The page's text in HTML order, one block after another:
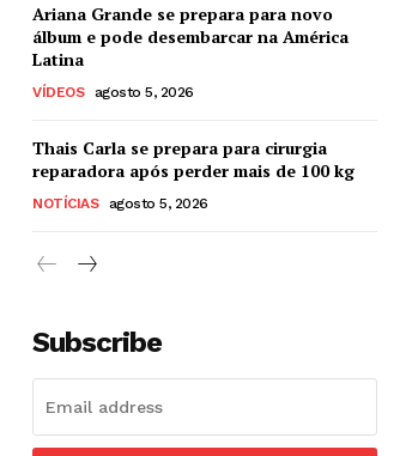
Ariana Grande se prepara para novo
álbum e pode desembarcar na América
Latina
VÍDEOS agosto 5, 2026
Thais Carla se prepara para cirurgia
reparadora após perder mais de 100 kg
NOTÍCIAS agosto 5, 2026
Subscribe